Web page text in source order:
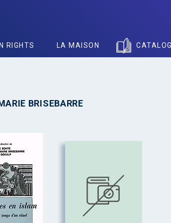
RIGHTS LA MAISON
BRISEBARRE